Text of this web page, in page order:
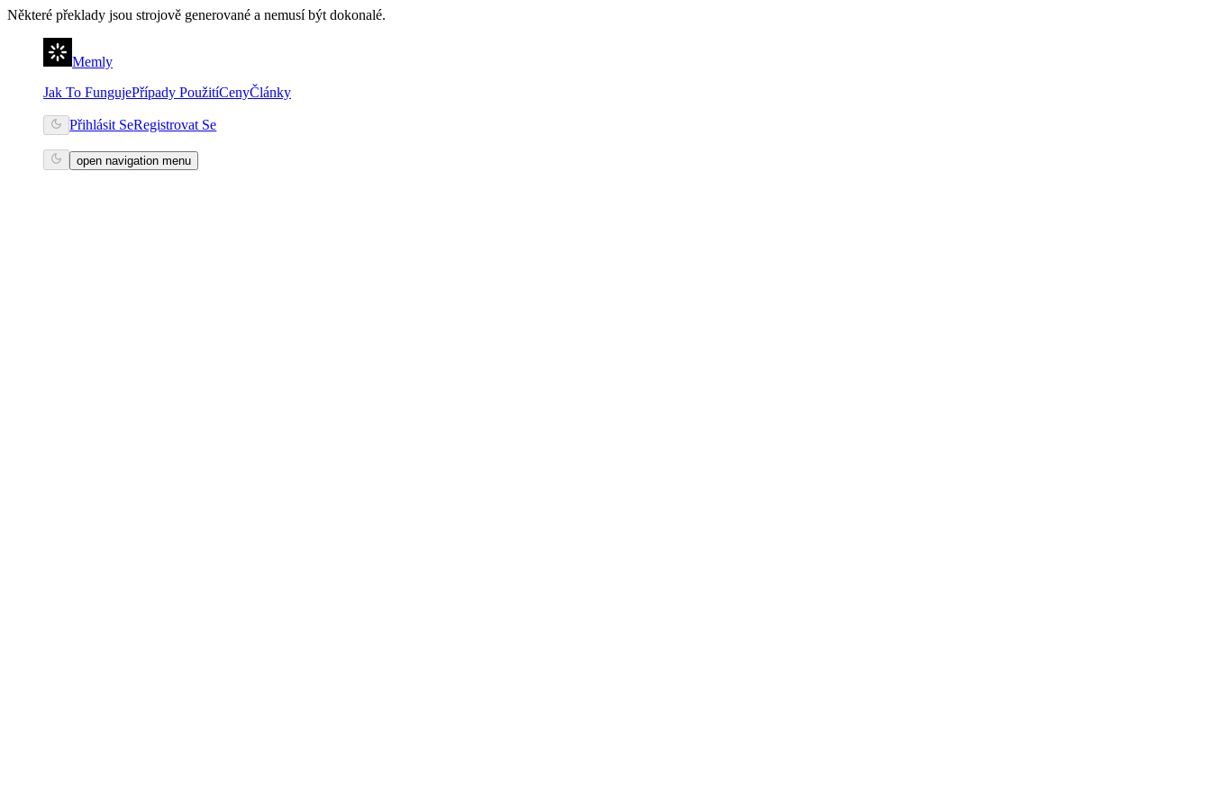
Některé překlady jsou strojově generované a nemusí být dokonalé.
Memly
Jak To FungujePřípady PoužitíCenyČlánky
Přihlásit SeRegistrovat Se
open navigation menu